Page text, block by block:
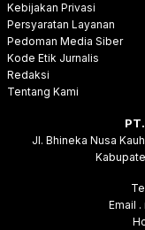
Kebijakan Privasi
Persyaratan Layanan
Pedoman Media Siber
Kode Etik Jurnalis
Redaksi
Tentang Kami
Jl. Bhineka Nusa
Email